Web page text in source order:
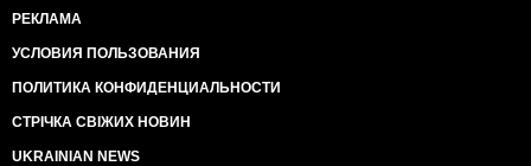
РЕКЛАМА
УСЛОВИЯ ПОЛЬЗОВАНИЯ
ПОЛИТИКА КОНФИДЕНЦИАЛЬНОСТИ
СТРІЧКА СВІЖИХ НОВИН
UKRAINIAN NEWS